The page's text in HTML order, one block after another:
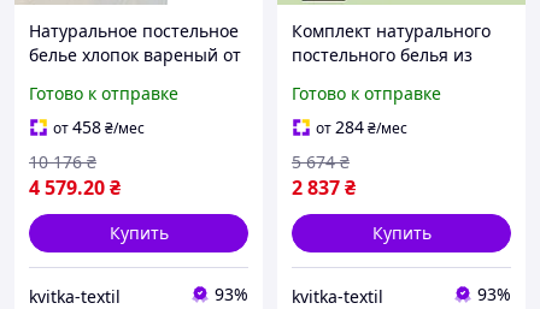
Натуральное постельное
белье хлопок вареный от
хлопковое постельное
белье евро
Готово к отправке
от458₴/мес
4 579.20₴
10 176 ₴
Купить
kvitka-textil 93%
Комплект натурального
постельного белья из
Хлопковое постельное
белье высокого качества
Готово к отправке
от284₴/мес
2 837₴
5 674 ₴
Купить
kvitka-textil 93%